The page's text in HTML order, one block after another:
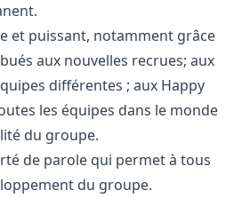
et puissant, notamment grâce
aux nouvelles recrues; aux
différentes ; aux Happy
les équipes dans le monde
du groupe.
de parole qui permet à tous
du groupe.